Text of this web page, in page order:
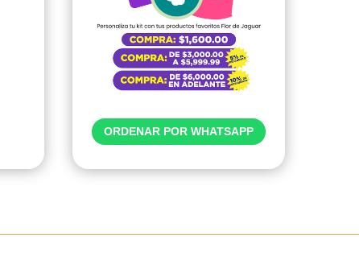
ORDENAR POR WHATSAPP